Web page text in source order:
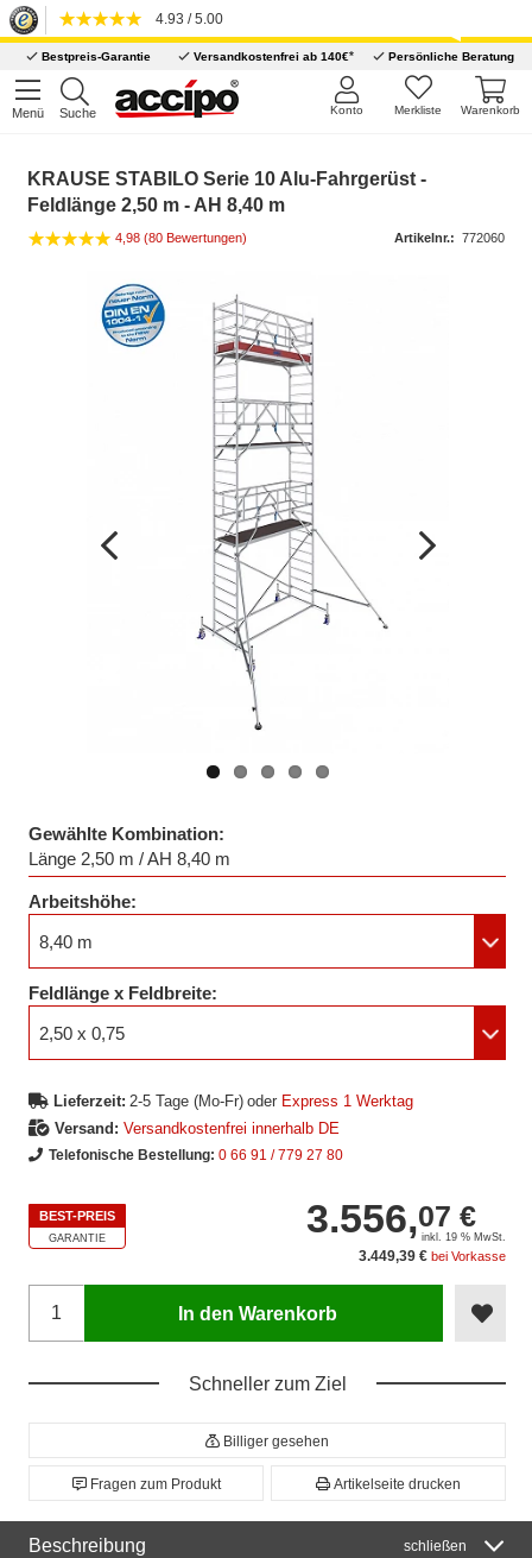
4.93 / 5.00
Bestpreis-Garantie Versandkostenfrei ab 140€* Persönliche Beratung
Menü Suche Warenkorb
Merkliste
Konto
KRAUSE STABILO Serie 10 Alu-Fahrgerüst -
Feldlänge 2,50 m - AH 8,40 m
4,98 (80 Bewertungen) Artikelnr.: 772060
Gewählte Kombination:
Länge 2,50 m / AH 8,40 m
Arbeitshöhe:
8,40 m
Feldlänge x Feldbreite:
2,50 x 0,75
Lieferzeit: 2-5 Tage (Mo-Fr) oder Express 1 Werktag
Versand: Versandkostenfrei innerhalb DE
Telefonische Bestellung: 0 66 91 / 779 27 80
BEST-PREIS
GARANTIE 3.556,07 €
inkl. 19 % MwSt.
3.449,39 € bei Vorkasse
In den Warenkorb
Schneller zum Ziel
Billiger gesehen
Fragen zum Produkt Artikelseite drucken
Beschreibung schließen